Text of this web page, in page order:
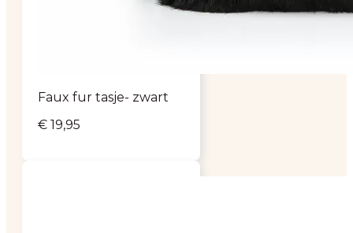
Faux fur tasje- zwart
€ 19,95